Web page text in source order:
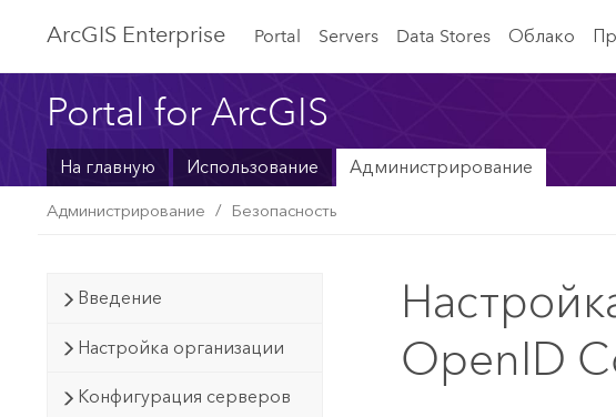
ArcGIS Enterprise Portal Servers Data Stores Облако
Portal for ArcGIS
На главную Использование Администрирование
Администрирование Безопасность
Введение
Настройка организации
Конфигурация серверов
OpenID